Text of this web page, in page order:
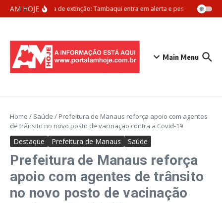
Ir para o conteúdo
AM HOJEAmeaça de extinção: Tambaqui entra em alerta e pesca pode ser
Main Menu
Home / Saúde / Prefeitura de Manaus reforça apoio com agentes
de trânsito no novo posto de vacinação contra a Covid-19
Destaque Prefeitura de Manaus Saúde
Prefeitura de Manaus reforça
apoio com agentes de trânsito
no novo posto de vacinação